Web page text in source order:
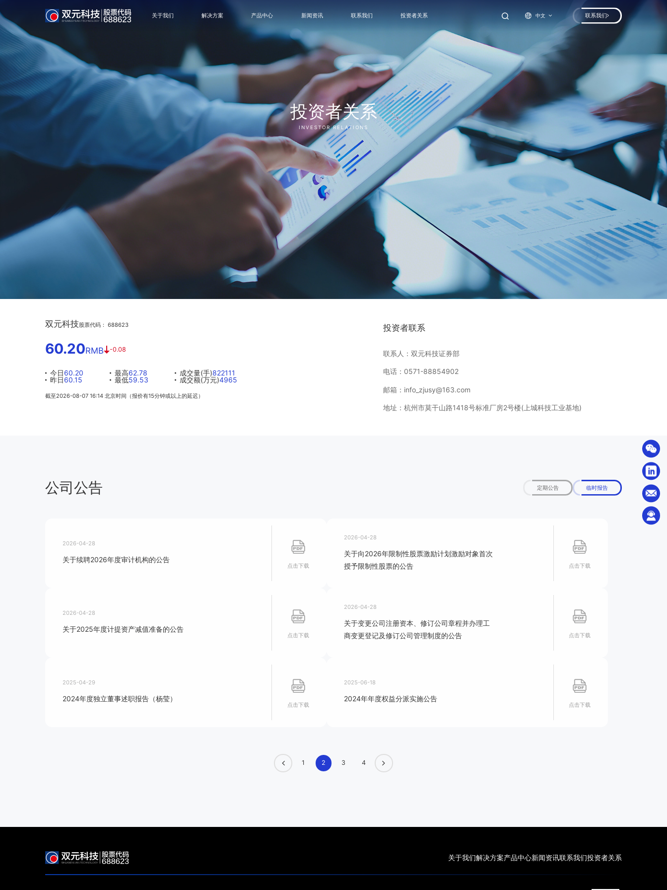
关于我们 解决方案 产品中心 新闻资讯 联系我们 投资者关系 中文 联系我们
投资者关系
INVESTOR RELATIONS
双元科技股票代码： 688623
60.20RMB -0.08
今日60.20 最高62.78 成交量(手)822111
昨日60.15 最低59.53 成交额(万元)4965
截至2026-08-07 16:14 北京时间（报价有15分钟或以上的延迟）
投资者联系
联系人：双元科技证券部
电话：0571-88854902
邮箱：info_zjusy@163.com
地址：杭州市莫干山路1418号标准厂房2号楼(上城科技工业基地)
公司公告 定期公告 临时报告
2026-04-28
关于续聘2026年度审计机构的公告
点击下载
2026-04-28
关于向2026年限制性股票激励计划激励对象首次
授予限制性股票的公告
点击下载
2026-04-28
关于2025年度计提资产减值准备的公告
点击下载
2026-04-28
关于变更公司注册资本、修订公司章程并办理工
商变更登记及修订公司管理制度的公告
点击下载
2025-04-29
2024年度独立董事述职报告（杨莹）
点击下载
2025-06-18
2024年年度权益分派实施公告
点击下载
1 2 3 4
关于我们解决方案产品中心新闻资讯联系我们投资者关系